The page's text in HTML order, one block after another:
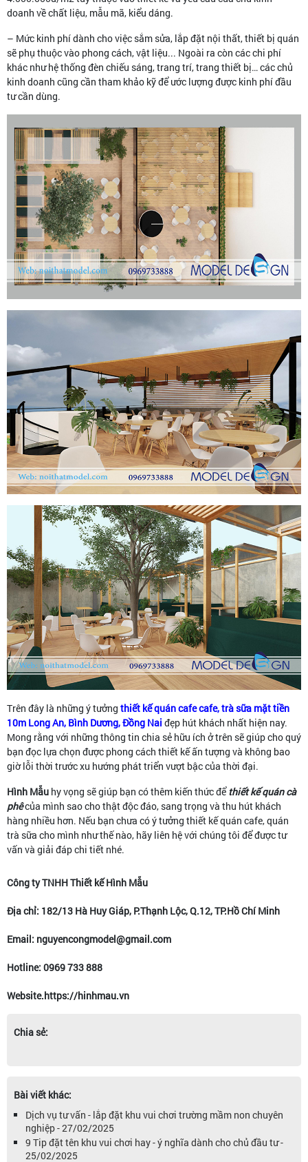
doanh về chất liệu, mẫu mã, kiểu dáng.
– Mức kinh phí dành cho việc sắm sửa, lắp đặt nội thất, thiết bị quán
sẽ phụ thuộc vào phong cách, vật liệu... Ngoài ra còn các chi phí
khác như hệ thống đèn chiếu sáng, trang trí, trang thiết bị… các chủ
kinh doanh cũng cần tham khảo kỹ để ước lượng được kinh phí đầu
tư cần dùng.
Trên đây là những ý tưởng thiết kế quán cafe cafe, trà sữa mặt tiền
10m Long An, Bình Dương, Đồng Nai đẹp hút khách nhất hiện nay.
Mong rằng với những thông tin chia sẻ hữu ích ở trên sẽ giúp cho quý
bạn đọc lựa chọn được phong cách thiết kế ấn tượng và không bao
giờ lỗi thời trước xu hướng phát triển vượt bậc của thời đại.
Hình Mẫu hy vọng sẽ giúp bạn có thêm kiến thức đểthiết kế quán cà
phêcủa mình sao cho thật độc đáo, sang trọng và thu hút khách
hàng nhiều hơn. Nếu bạn chưa có ý tưởng thiết kế quán cafe, quán
trà sữa cho mình như thế nào, hãy liên hệ với chúng tôi để được tư
vấn và giải đáp chi tiết nhé.
Công ty TNHH Thiết kế Hình Mẫu
Địa chỉ: 182/13 Hà Huy Giáp, P.Thạnh Lộc, Q.12, TP.Hồ Chí Minh
Email: nguyencongmodel@gmail.com
Hotline: 0969 733 888
Website.https://hinhmau.vn
Chia sẻ:
Bài viết khác:
Dịch vụ tư vấn - lắp đặt khu vui chơi trường mầm non chuyên
nghiệp - 27/02/2025
9 Tip đặt tên khu vui chơi hay - ý nghĩa dành cho chủ đầu tư -
25/02/2025